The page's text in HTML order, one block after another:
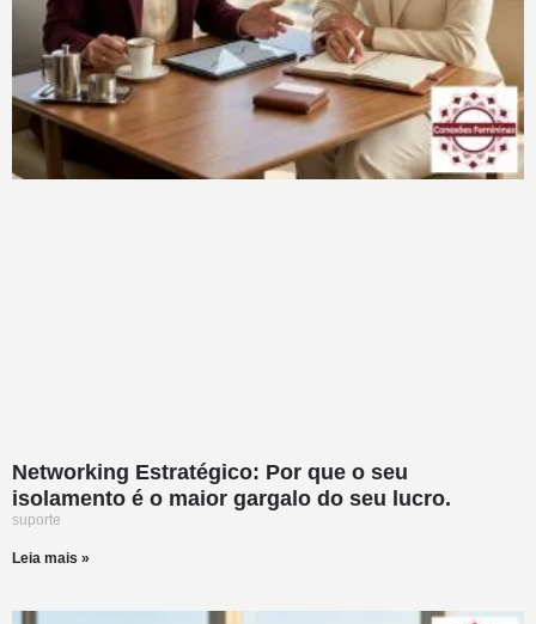
Networking Estratégico: Por que o seu
isolamento é o maior gargalo do seu lucro.
suporte
Leia mais »